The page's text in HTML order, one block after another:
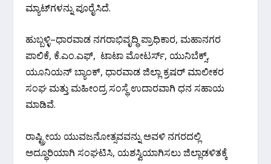
ಮ್ಯಾಟ್‍ಗಳನ್ನು ಪೂರೈಸಿದೆ.
ಹುಬ್ಬಳ್ಳಿ–ಧಾರವಾಡ ನಗರಾಭಿವೃದ್ಧಿ ಪ್ರಾಧಿಕಾರ, ಮಹಾನಗರ
ಪಾಲಿಕೆ, ಕೆ.ಎಂ.ಎಫ್, ಟಾಟಾ ಮೋಟರ್ಸ್, ಯುನಿಬೆಕ್ಸ್,
ಯೂನಿಯನ್ ಬ್ಯಾಂಕ್, ಧಾರವಾಡ ಜಿಲ್ಲಾ ಕ್ರಷರ್ ಮಾಲೀಕರ
ಸಂಘ ಮತ್ತು ಮಹೀಂದ್ರ ಸಂಸ್ಥೆ ಉದಾರವಾಗಿ ಧನ ಸಹಾಯ
ಮಾಡಿವೆ.
ರಾಷ್ಟ್ರೀಯ ಯುವಜನೋತ್ಸವವನ್ನು ಅವಳಿ ನಗರದಲ್ಲಿ
ಅದ್ಧೂರಿಯಾಗಿ ಸಂಘಟಿಸಿ, ಯಶಸ್ವಿಯಾಗಿಸಲು ಜಿಲ್ಲಾಡಳಿತಕ್ಕೆ